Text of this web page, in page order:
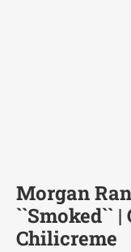
Morgan
``Smoked`` |
Chilicreme